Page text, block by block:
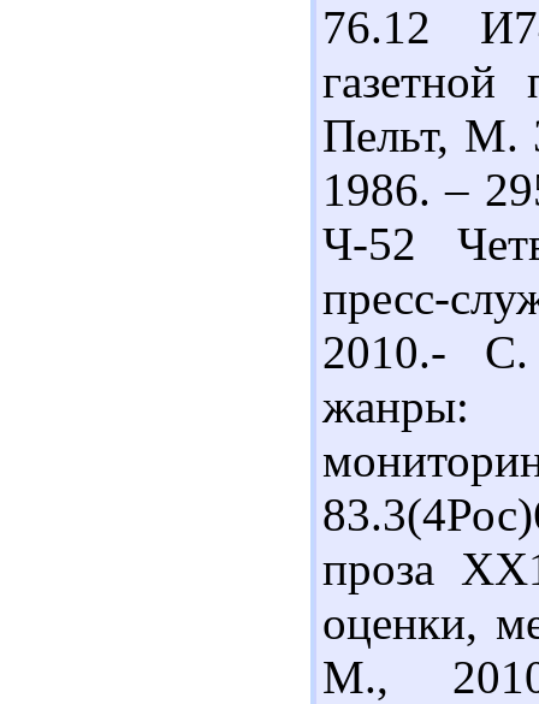
76.12
Пельт, М.
1986. –
Ч-52
пресс-
2010.- С.
жанры:
проза
оценки,
М.,